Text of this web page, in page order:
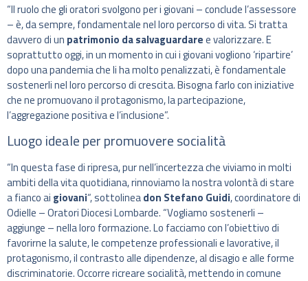
“Il ruolo che gli oratori svolgono per i giovani – conclude l’assessore
– è, da sempre, fondamentale nel loro percorso di vita. Si tratta
davvero di un patrimonio da salvaguardaree valorizzare. E
soprattutto oggi, in un momento in cui i giovani vogliono ‘ripartire’
dopo una pandemia che li ha molto penalizzati, è fondamentale
sostenerli nel loro percorso di crescita. Bisogna farlo con iniziative
che ne promuovano il protagonismo, la partecipazione,
l’aggregazione positiva e l’inclusione”.
Luogo ideale per promuovere socialità
“In questa fase di ripresa, pur nell’incertezza che viviamo in molti
ambiti della vita quotidiana, rinnoviamo la nostra volontà di stare
a fianco ai giovani“, sottolineadon Stefano Guidi, coordinatore di
Odielle – Oratori Diocesi Lombarde. “Vogliamo sostenerli –
aggiunge – nella loro formazione. Lo facciamo con l’obiettivo di
favorirne la salute, le competenze professionali e lavorative, il
protagonismo, il contrasto alle dipendenze, al disagio e alle forme
discriminatorie. Occorre ricreare socialità, mettendo in comune